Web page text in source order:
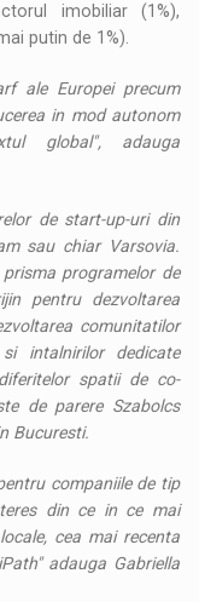
imobiliar (1%),
putin de 1%).
ale Europei precum
in mod autonom
global", adauga
de start-up-uri din
sau chiar Varsovia.
programelor de
pentru dezvoltarea
comunitatilor
intalnirilor dedicate
spatii de co-
de parere Szabolcs
Bucuresti.
companiile de tip
din ce in ce mai
cea mai recenta
adauga Gabriella